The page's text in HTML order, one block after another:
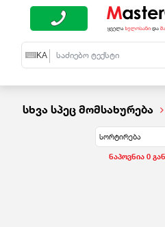
EN KA RU
სხვა სპეც მომსახურება
სორტირება
ნაპოვნია 0